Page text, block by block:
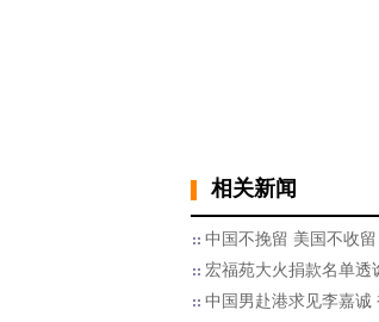
相关新闻
中国不挽留 美国不收
宏福苑大火捐款名单
中国男赴港求见李嘉诚